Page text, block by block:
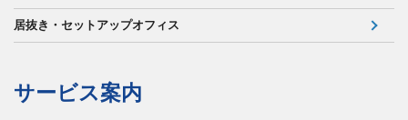
居抜き・セットアップオフィス
サービス案内